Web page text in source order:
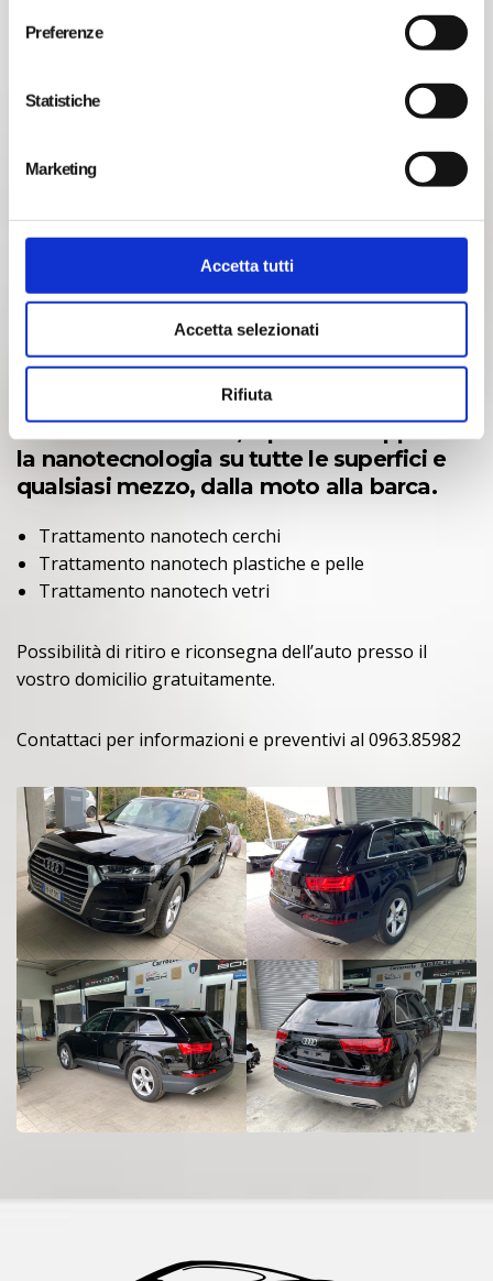
o
Preferenze
Statistiche
Marketing
Accetta tutti
Accetta selezionati
Rifiuta
decontaminata e lucidata in modo molto accurato fino a
raggiungere la perfezione in ogni sua parte, solo dopo
nanotecnologico ceramico per sigillare il tutto.
Perchè farlo?
Per mantenere la tua auto perfetta negli anni
Per toglierti ogni pensiero sul mantenimento
Per semplificare ogni lavaggio
Per dare alla tua auto un aspetto incredibile
L’applicazione dei protettivi
nanotecnologici non si ferma alla
la nanotecnologia su tutte le superfici e
qualsiasi mezzo, dalla moto alla barca.
Trattamento nanotech cerchi
Trattamento nanotech plastiche e pelle
Trattamento nanotech vetri
Possibilità di ritiro e riconsegna dell’auto presso il
vostro domicilio gratuitamente.
Contattaci per informazioni e preventivi al 0963.85982